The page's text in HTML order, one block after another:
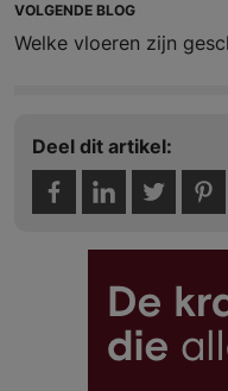
VOLGENDE BLOG
Welke vloeren zijn
Deel dit artikel: